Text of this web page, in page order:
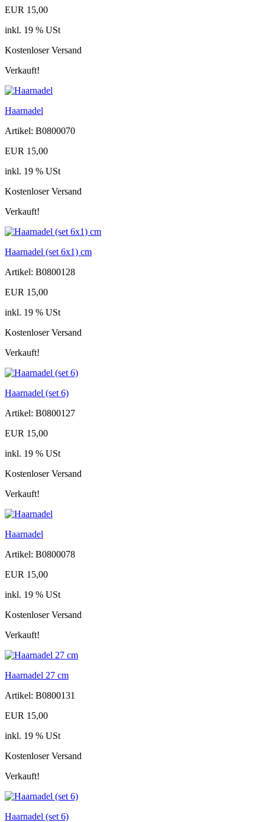
EUR 15,00
inkl. 19 % USt
Kostenloser Versand
Verkauft!
Haarnadel
Artikel: B0800070
EUR 15,00
inkl. 19 % USt
Kostenloser Versand
Verkauft!
Haarnadel (set 6x1) cm
Artikel: B0800128
EUR 15,00
inkl. 19 % USt
Kostenloser Versand
Verkauft!
Haarnadel (set 6)
Artikel: B0800127
EUR 15,00
inkl. 19 % USt
Kostenloser Versand
Verkauft!
Haarnadel
Artikel: B0800078
EUR 15,00
inkl. 19 % USt
Kostenloser Versand
Verkauft!
Haarnadel 27 cm
Artikel: B0800131
EUR 15,00
inkl. 19 % USt
Kostenloser Versand
Verkauft!
Haarnadel (set 6)